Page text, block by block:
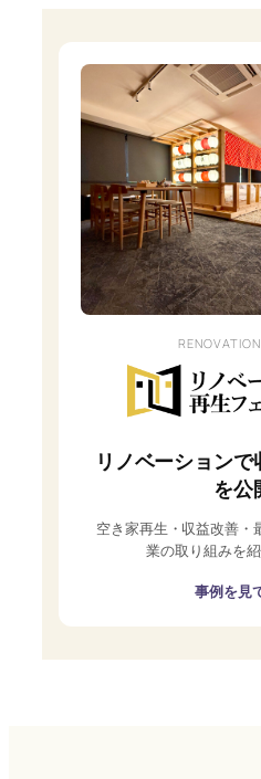
リノベーション
を公
空き家再生・収益改善・
業の取り組みを紹
事例を見